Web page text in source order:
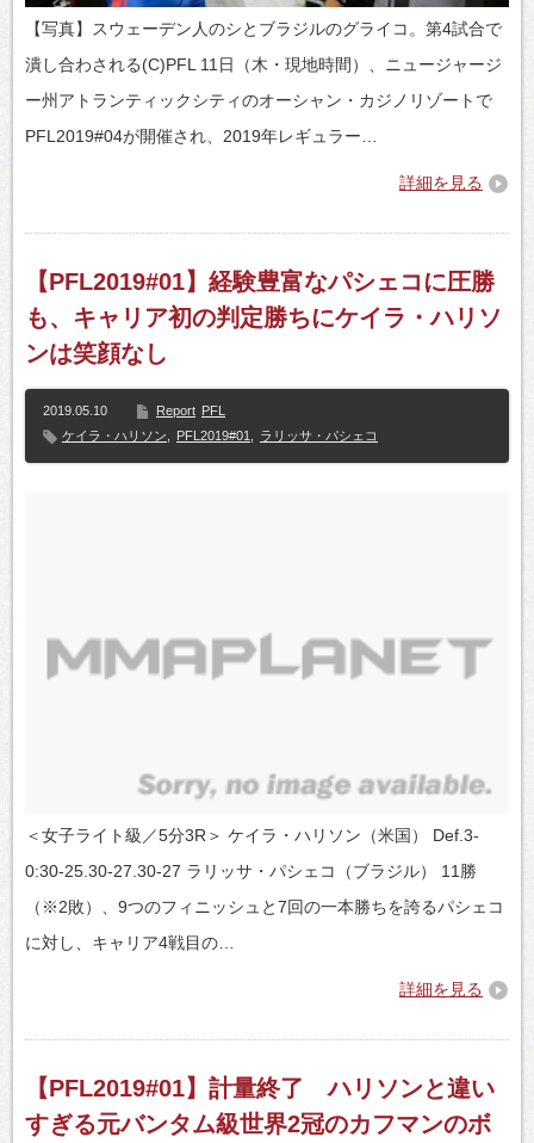
【写真】スウェーデン人のシとブラジルのグライコ。第4試合で
潰し合わされる(C)PFL 11日（木・現地時間）、ニュージャージ
ー州アトランティックシティのオーシャン・カジノリゾートで
PFL2019#04が開催され、2019年レギュラー…
詳細を見る
【PFL2019#01】経験豊富なパシェコに圧勝
も、キャリア初の判定勝ちにケイラ・ハリソ
ンは笑顔なし
2019.05.10 Report PFL
ケイラ・ハリソン
PFL2019#01 ラリッサ・パシェコ
＜女子ライト級／5分3R＞ ケイラ・ハリソン（米国） Def.3-
0:30-25.30-27.30-27 ラリッサ・パシェコ（ブラジル） 11勝
（※2敗）、9つのフィニッシュと7回の一本勝ちを誇るパシェコ
に対し、キャリア4戦目の…
詳細を見る
【PFL2019#01】計量終了 ハリソンと違い
すぎる元バンタム級世界2冠のカフマンのボ